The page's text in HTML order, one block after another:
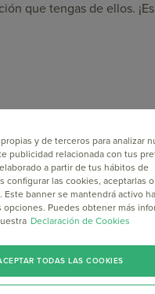
que tengas de ellos.
y de terceros para analizar
publicidad relacionada con tus
a partir de tus hábitos de
configurar las cookies, aceptarlas o
Este banner se mantendrá activo
opciones. Puedes obtener más
Declaración de Cookies
TODAS LAS COOKIES